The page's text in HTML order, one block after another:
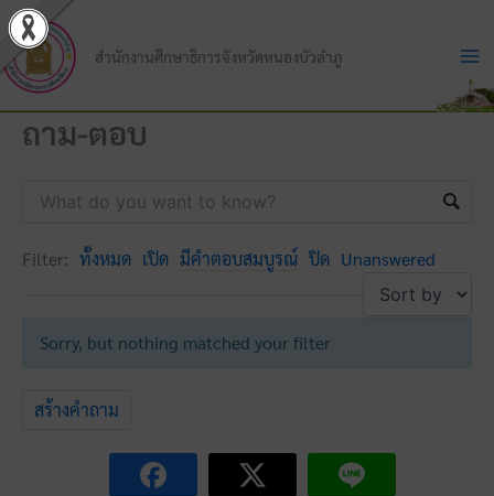
Skip
to
content
สำนักงานศึกษาธิการจังหวัดหนองบัวลำภู
ถาม-ตอบ
Filter: ทั้งหมด เปิด มีคำตอบสมบูรณ์ ปิด Unanswered
Sorry, but nothing matched your filter
สร้างคำถาม